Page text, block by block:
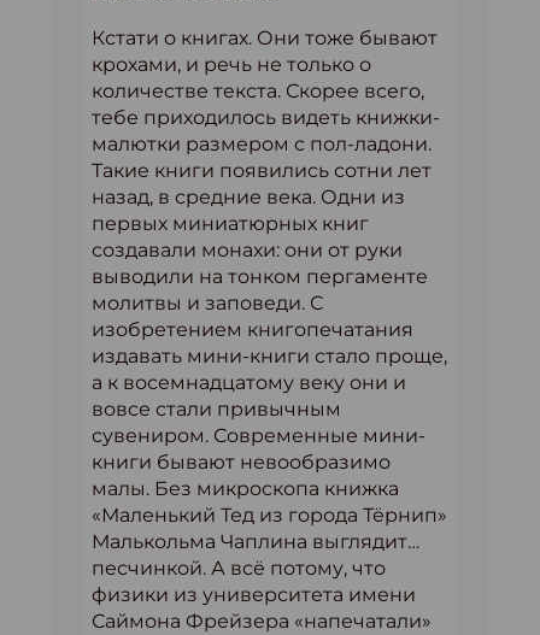
Кстати о книгах. Они тоже бывают
крохами, и речь не только о
количестве текста. Скорее всего,
тебе приходилось видеть книжки-
малютки размером с пол-ладони.
Такие книги появились сотни лет
назад, в средние века. Одни из
первых миниатюрных книг
создавали монахи: они от руки
выводили на тонком пергаменте
молитвы и заповеди. С
изобретением книгопечатания
издавать мини-книги стало проще,
а к восемнадцатому веку они и
вовсе стали привычным
сувениром. Современные мини-
книги бывают невообразимо
малы. Без микроскопа книжка
«Маленький Тед из города Тёрнип»
Малькольма Чаплина выглядит…
песчинкой. А всё потому, что
физики из университета имени
Саймона Фрейзера «напечатали»